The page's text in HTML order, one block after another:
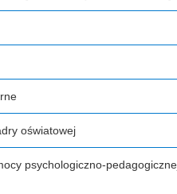
oświatowej
psychologiczno-